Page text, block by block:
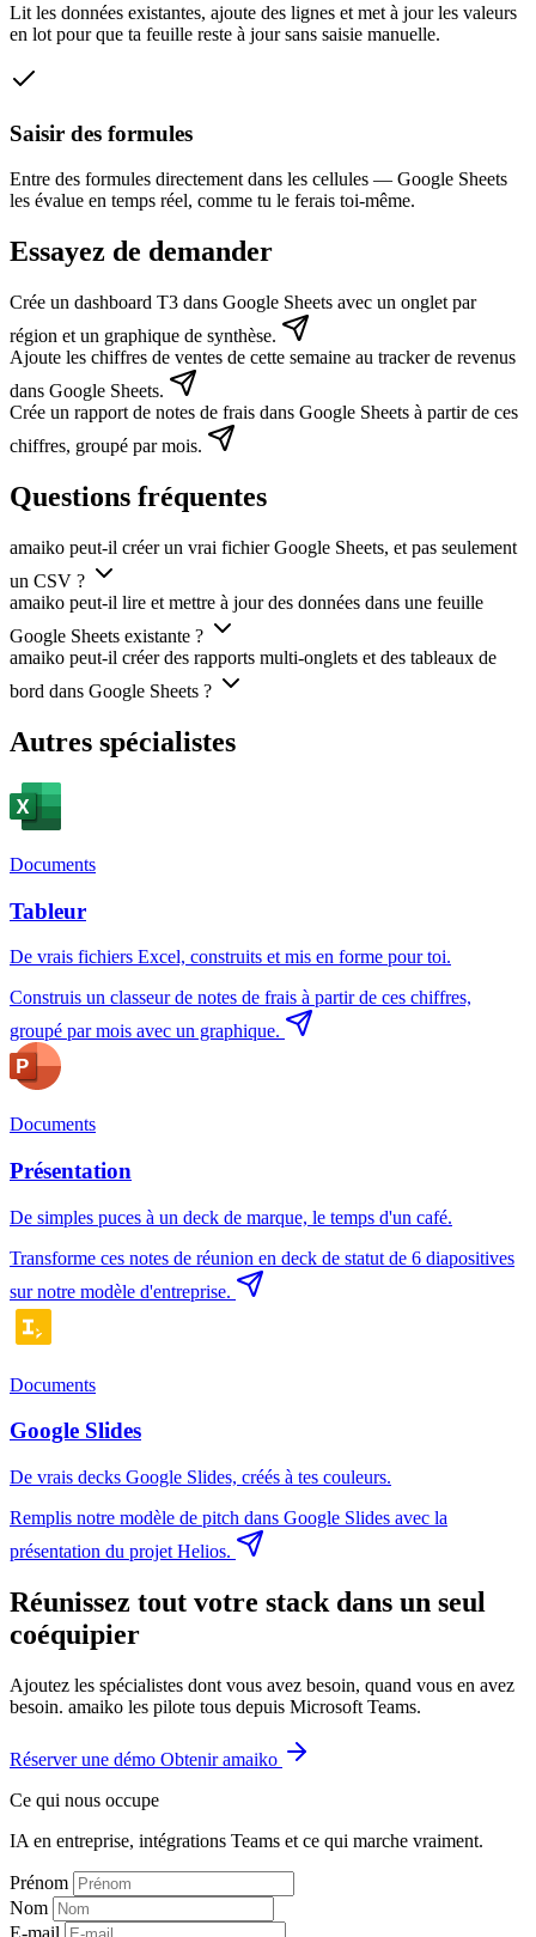
Lit les données existantes, ajoute des lignes et met à jour les valeurs
en lot pour que ta feuille reste à jour sans saisie manuelle.
Saisir des formules
Entre des formules directement dans les cellules — Google Sheets
les évalue en temps réel, comme tu le ferais toi-même.
Essayez de demander
Crée un dashboard T3 dans Google Sheets avec un onglet par
région et un graphique de synthèse.
Ajoute les chiffres de ventes de cette semaine au tracker de revenus
dans Google Sheets.
Crée un rapport de notes de frais dans Google Sheets à partir de ces
chiffres, groupé par mois.
Questions fréquentes
amaiko peut-il créer un vrai fichier Google Sheets, et pas seulement
un CSV ?
amaiko peut-il lire et mettre à jour des données dans une feuille
Google Sheets existante ?
amaiko peut-il créer des rapports multi-onglets et des tableaux de
bord dans Google Sheets ?
Autres spécialistes
Documents
Tableur
De vrais fichiers Excel, construits et mis en forme pour toi.
Construis un classeur de notes de frais à partir de ces chiffres,
groupé par mois avec un graphique.
Documents
Présentation
De simples puces à un deck de marque, le temps d'un café.
Transforme ces notes de réunion en deck de statut de 6 diapositives
sur notre modèle d'entreprise.
Documents
Google Slides
De vrais decks Google Slides, créés à tes couleurs.
Remplis notre modèle de pitch dans Google Slides avec la
présentation du projet Helios.
Réunissez tout votre stack dans un seul
coéquipier
Ajoutez les spécialistes dont vous avez besoin, quand vous en avez
besoin. amaiko les pilote tous depuis Microsoft Teams.
Réserver une démo Obtenir amaiko
Ce qui nous occupe
IA en entreprise, intégrations Teams et ce qui marche vraiment.
Prénom
Nom
E-mail